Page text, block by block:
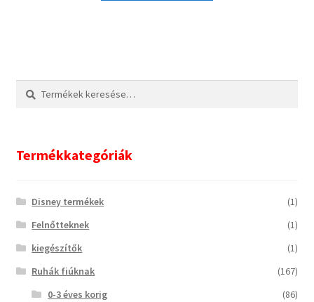
Keresés
Keresés
Termékkategóriák
Disney termékek
(1)
Felnőtteknek
(1)
kiegészítők
(1)
Ruhák fiúknak
(167)
0-3 éves korig
(86)